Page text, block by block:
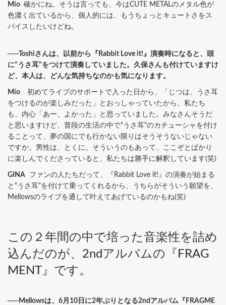
Mio 確かにね。そうは言っても、今はCUTE METALのメタル色が
色濃く出ているから、個人的には、もうちょっとキュートさをス
パイスしたいけどね。
──Toshiさんは、以前から『Rabbit Love it!』演奏時になると、頭
に"うさ耳"をつけて演奏していました。久保さんも付けていますけ
ど、本人は、どんな気持ちなのかも気になります。
Mio 初めてライブのサポートで入った日から、「じつは、うさ耳
をつけるのが楽しみだった」とおっしゃっていたから、私たち
も、内心「あー、よかった」と思っていました。みなさんそうだ
と思いますけど、普段の生活の中で"うさ耳"のカチューシャを付け
ることって、夢の国にでも行かない限りはそうそうないじゃない
ですか。男性は、とくに。そういうのもあって、ここぞとばかり
に楽しんでくださっていると、私たちは勝手に解釈しています(笑)
GINA ファンの人たちだって、『Rabbit Love it!』の演奏が始まる
と"うさ耳"を付けて乗ってくれるから、うちらがそういう願望を、
Mellowsのライブを通して叶えてあげているのかもね(笑)
この２年間の中で培った音楽性を詰め
込んだのが、2ndアルバムの『FRAG
MENT』です。
──Mellowsは、6月10日に2年ぶりとなる2ndアルバム『FRAGME